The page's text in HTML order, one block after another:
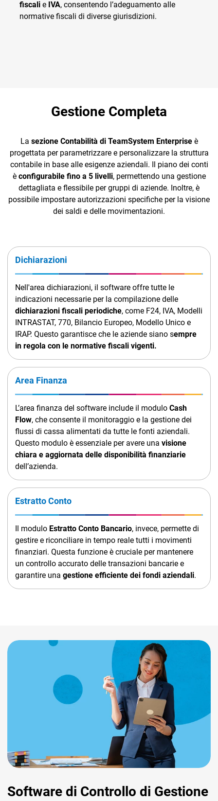
fiscali e IVA, consentendo l’adeguamento alle
normative fiscali di diverse giurisdizioni.
Gestione Completa
La sezione Contabilità di TeamSystem Enterprise è
progettata per parametrizzare e personalizzare la struttura
contabile in base alle esigenze aziendali. Il piano dei conti
è configurabile fino a 5 livelli, permettendo una gestione
dettagliata e flessibile per gruppi di aziende. Inoltre, è
possibile impostare autorizzazioni specifiche per la visione
dei saldi e delle movimentazioni.
Dichiarazioni
Nell'area dichiarazioni, il software offre tutte le
indicazioni necessarie per la compilazione delle
dichiarazioni fiscali periodiche, come F24, IVA, Modelli
INTRASTAT, 770, Bilancio Europeo, Modello Unico e
IRAP. Questo garantisce che le aziende siano sempre
in regola con le normative fiscali vigenti.
Area Finanza
L’area finanza del software include il modulo Cash
Flow, che consente il monitoraggio e la gestione dei
flussi di cassa alimentati da tutte le fonti aziendali.
Questo modulo è essenziale per avere una visione
chiara e aggiornata delle disponibilità finanziarie
dell’azienda.
Estratto Conto
Il modulo Estratto Conto Bancario, invece, permette di
gestire e riconciliare in tempo reale tutti i movimenti
finanziari. Questa funzione è cruciale per mantenere
un controllo accurato delle transazioni bancarie e
garantire una gestione efficiente dei fondi aziendali.
Software di Controllo di Gestione